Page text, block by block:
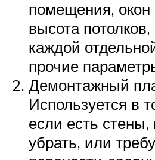
помещения, окон
высота
каждой
прочие
Демонтажный
Используется в
если есть
убрать, или